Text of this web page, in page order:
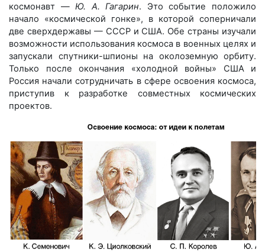
космонавт —Ю. А. Гагарин. Это событие положило
начало «космической гонке», в которой соперничали
две сверхдержавы — СССР и США. Обе страны изучали
возможности использования космоса в военных целях и
запускали спутники-шпионы на околоземную орбиту.
Только после окончания «холодной войны» США и
Россия начали сотрудничать в сфере освоения космоса,
приступив к разработке совместных космических
проектов.